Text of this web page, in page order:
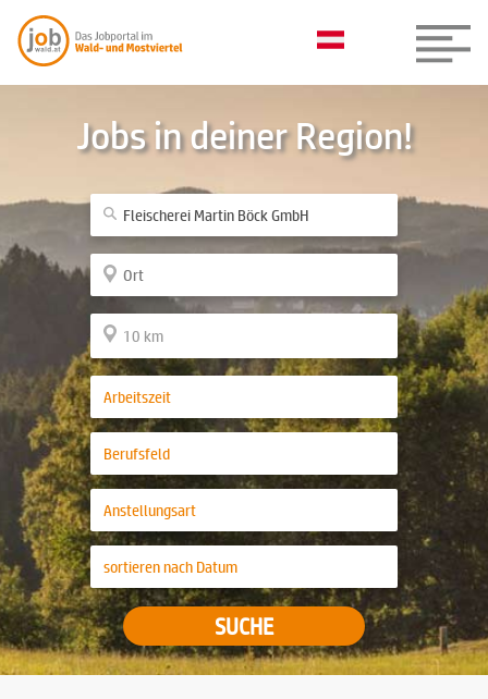
Jobs in deiner Region!
SUCHE